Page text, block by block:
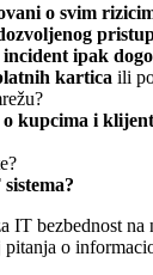
o svim
incident ipak
kartica ili
o kupcima i
IT bezbednost
o